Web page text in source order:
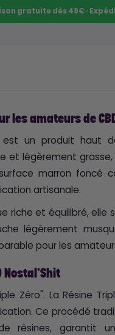
gratuite dès 49€ ·
les amateurs de
est un produit haut
et légèrement
marron foncé
artisanale.
riche et équilibré, elle
légèrement
pour les
Nostal'Shit
Zéro". La Résine
Ce procédé
résines, garantit